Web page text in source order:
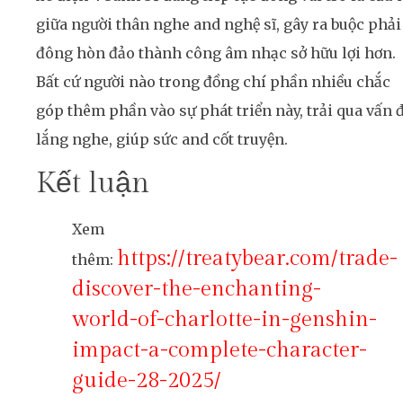
giữa người thân nghe and nghệ sĩ, gây ra buộc phải
đông hòn đảo thành công âm nhạc sở hữu lợi hơn.
Bất cứ người nào trong đồng chí phần nhiều chắc
góp thêm phần vào sự phát triển này, trải qua vấn
lắng nghe, giúp sức and cốt truyện.
Kết luận
Xem
thêm: https://treatybear.com/trade-
discover-the-enchanting-
world-of-charlotte-in-genshin-
impact-a-complete-character-
guide-28-2025/